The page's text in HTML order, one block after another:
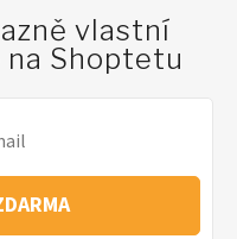
vlastní
Shoptetu